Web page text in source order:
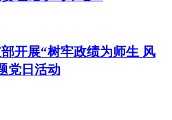
开展“树牢政绩为师生 风
党日活动